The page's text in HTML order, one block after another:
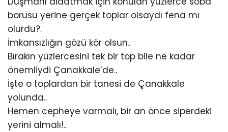
borusu yerine gerçek toplar olsaydı fena mı
olurdu?.
İmkansızlığın gözü kör olsun..
Bırakın yüzlercesini tek bir top bile ne kadar
önemliydi Çanakkale’de..
İşte o toplardan bir tanesi de Çanakkale
yolunda..
Hemen cepheye varmalı, bir an önce siperdeki
yerini almalı!..